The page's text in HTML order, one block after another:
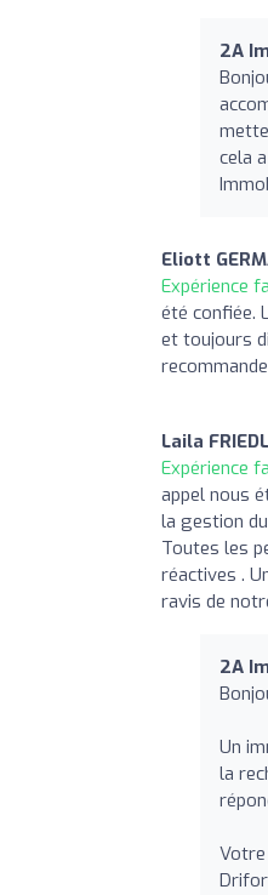
2A
cela
Eliott
Expérience
été confiée.
et toujours
Laila
Expérience
appel nous
la gestion
Toutes les
réactives .
ravis de
2A
Un
la